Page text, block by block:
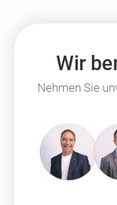
Wir
Nehmen Sie